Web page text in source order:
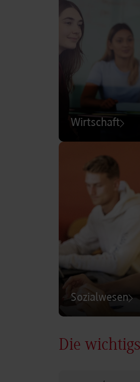
Wirtschaft
Sozialwesen
Die